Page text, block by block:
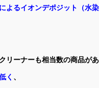
よるイオンデポジット（水
リーナーも相当数の商品があ
く 、